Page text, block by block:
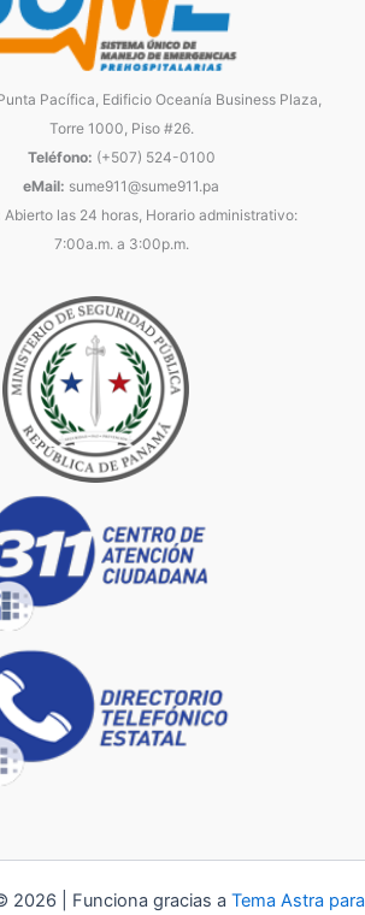
Pacífica, Edificio Oceanía Business Plaza,
Torre 1000, Piso #26.
Teléfono: (+507) 524-0100
eMail: sume911@sume911.pa
Abierto las 24 horas, Horario administrativo:
7:00a.m. a 3:00p.m.
2026 | Funciona gracias a Tema Astra para